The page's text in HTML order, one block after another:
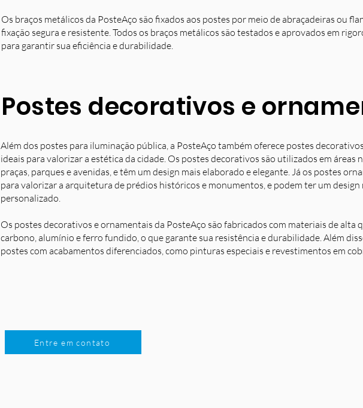
Os braços metálicos da PosteAço são fixados aos postes por meio de abraçadeiras ou
fixação segura e resistente. Todos os braços metálicos são testados e aprovados em
para garantir sua eficiência e durabilidade.
Postes decorativos e
Além dos postes para iluminação pública, a PosteAço também oferece postes
ideais para valorizar a estética da cidade. Os postes decorativos são utilizados em áreas
praças, parques e avenidas, e têm um design mais elaborado e elegante. Já os postes
para valorizar a arquitetura de prédios históricos e monumentos, e podem ter um design
personalizado.
Os postes decorativos e ornamentais da PosteAço são fabricados com materiais de alta
carbono, alumínio e ferro fundido, o que garante sua resistência e durabilidade. Além
postes com acabamentos diferenciados, como pinturas especiais e revestimentos em
Entre em contato